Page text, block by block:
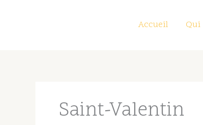
Accueil Qui
Saint-Valentin